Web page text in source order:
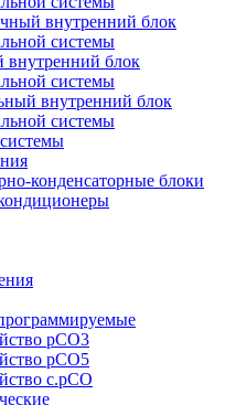
внутренний блок
системы
блок
системы
внутренний блок
системы
конденсаторные блоки
pCO3
pCO5
c.pCO